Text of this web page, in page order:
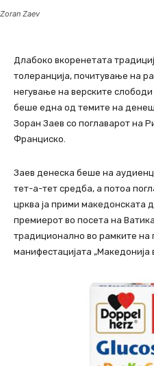
Zoran Zaev
Длабоко вкоренетата
толеранција, почитување на
негување на верските
беше една од темите на
Зоран Заев со поглаварот на
Франциско.
Заев денеска беше на
тет-а-тет средба, а потоа
црква ја прими македонската
премиерот во посета на
традиционално во рамките на
манифестацијата „Македонија